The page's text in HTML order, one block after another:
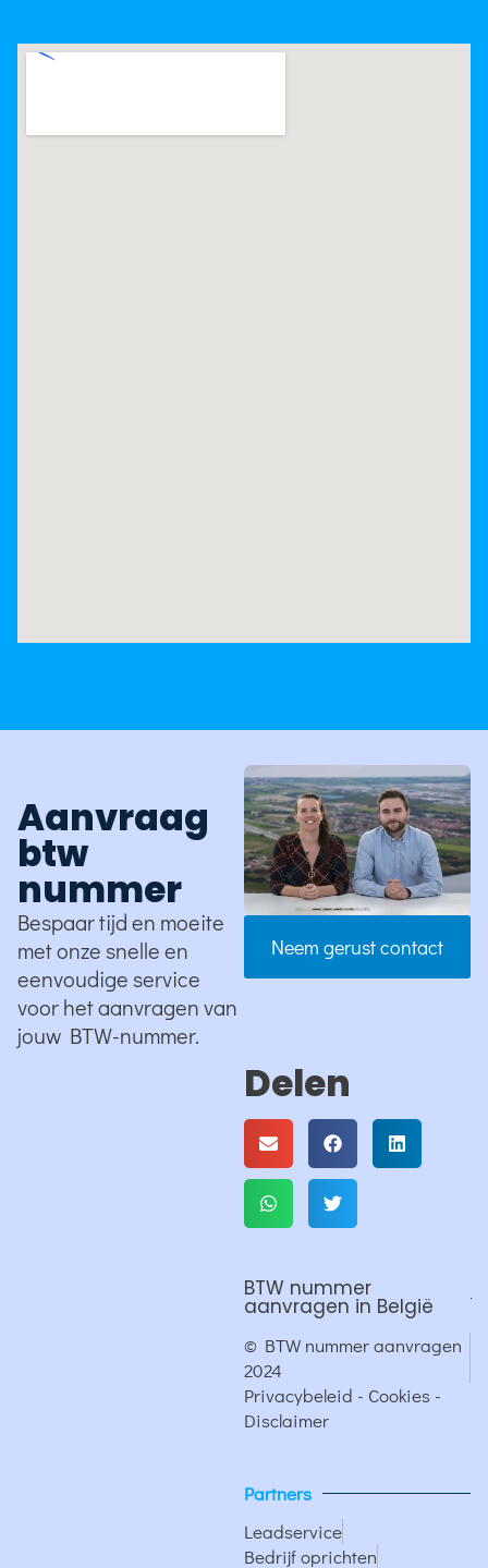
Aanvraag
btw
nummer
Bespaar tijd en moeite
met onze snelle en
eenvoudige service
voor het aanvragen van
jouw BTW-nummer.
Neem gerust contact
Delen
BTW nummer
aanvragen in België
© BTW nummer aanvragen
2024
Privacybeleid - Cookies -
Disclaimer
Partners
Leadservice
Bedrijf oprichten